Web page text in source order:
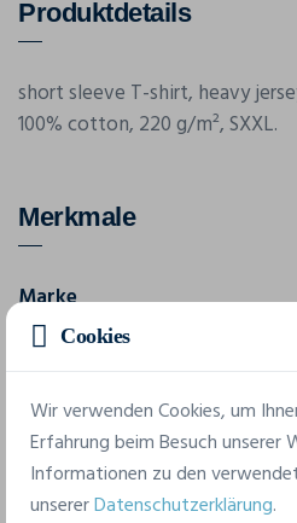
Produktdetails
short sleeve T-shirt, heavy
100% cotton, 220 g/m², SXXL.
Merkmale
Marke
Promodoro
3019
5 verfügbare Größen
Cookies
Wir verwenden Cookies, um
Erfahrung beim Besuch
Informationen zu den
unsererDatenschutzerklärung.